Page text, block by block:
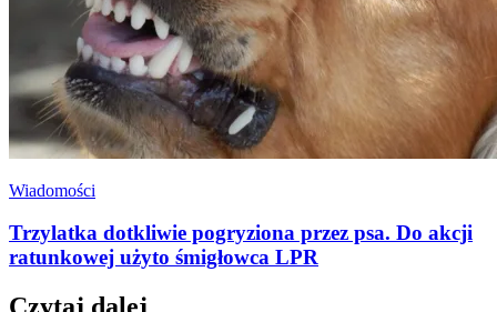
Wiadomości
Trzylatka dotkliwie pogryziona przez psa. Do akcji
ratunkowej użyto śmigłowca LPR